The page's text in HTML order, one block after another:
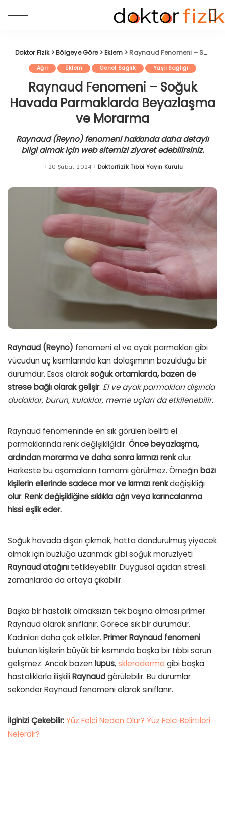
Doktor Fizik>Bölgeye Göre>Eklem > Raynaud Fenomeni – Soğuk Havada Parmaklarda Beyazlaşma ve Morarma
Ağrı Eklem Genel Sağlık Yaşlı Sağlığı
Raynaud Fenomeni – Soğuk
Havada Parmaklarda Beyazlaşma
ve Morarma
Raynaud (Reyno) fenomeni hakkında daha detaylı
bilgi almak için web sitemizi ziyaret edebilirsiniz.
20 Şubat 2024Posted
Doktorfizik Tıbbi Yayın Kurulu
Raynaud (Reyno) fenomeni el ve ayak parmakları gibi
vücudun uç kısımlarında kan dolaşımının bozulduğu bir
durumdur. Esas olaraksoğuk ortamlarda, bazen de
strese bağlı olarak gelişir. El ve ayak parmakları dışında
dudaklar, burun, kulaklar, meme uçları da etkilenebilir.
Raynaud fenomeninde en sık görülen belirti el
parmaklarında renk değişikliğidir. Önce beyazlaşma,
ardından morarma ve daha sonra kırmızı renkolur.
Herkeste bu aşamaların tamamı görülmez. Örneğin bazı
kişilerin ellerinde sadece mor ve kırmızı renkdeğişikliği
olur. Renk değişikliğine sıklıkla ağrı veya karıncalanma
hissi eşlik eder.
Soğuk havada dışarı çıkmak, hatta dondurulmuş yiyecek
almak için buzluğa uzanmak gibi soğuk maruziyeti
Raynaud atağını tetikleyebilir. Duygusal açıdan stresli
zamanlarda da ortaya çıkabilir.
Başka bir hastalık olmaksızın tek başına olması primer
Raynaud olarak sınıflanır. Görece sık bir durumdur.
Kadınları daha çok etkiler. Primer Raynaud fenomeni
bulunan kişilerin büyük bir kısmında başka bir tıbbi sorun
gelişmez. Ancak bazen lupus,skleroderma gibi başka
hastalıklarla ilişkiliRaynaudgörülebilir. Bu durumlar
sekonder Raynaud fenomeni olarak sınıflanır.
İlginizi Çekebilir:Yüz Felci Neden Olur? Yüz Felci Belirtileri
Nelerdir?